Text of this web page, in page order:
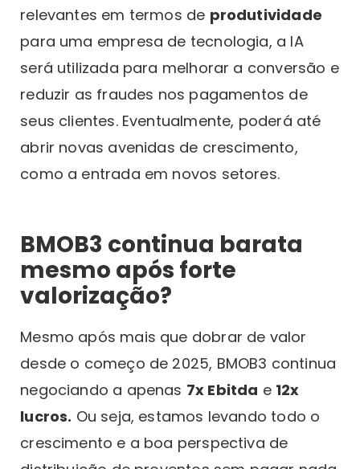
relevantes em termos de produtividade
para uma empresa de tecnologia, a IA
será utilizada para melhorar a conversão e
reduzir as fraudes nos pagamentos de
seus clientes. Eventualmente, poderá até
abrir novas avenidas de crescimento,
como a entrada em novos setores.
BMOB3 continua barata
mesmo após forte
valorização?
Mesmo após mais que dobrar de valor
desde o começo de 2025, BMOB3 continua
negociando a apenas 7x Ebitda e 12x
lucros. Ou seja, estamos levando todo o
crescimento e a boa perspectiva de